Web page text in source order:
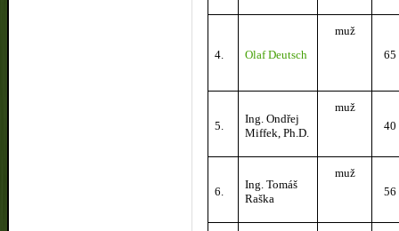
4. Olaf Deutsch
muž
65
5.
Ing. Ondřej
Miffek, Ph.D.
muž
40
6.
Ing. Tomáš
Raška
muž
56